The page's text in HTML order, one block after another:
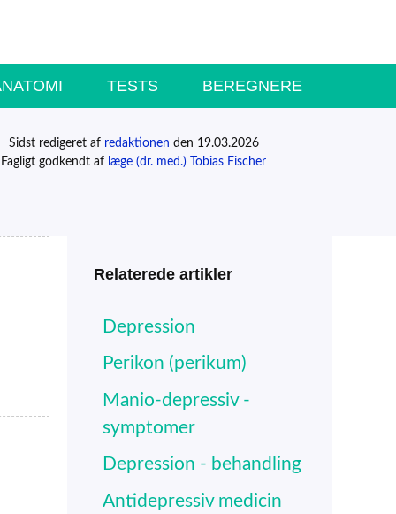
TESTS BEREGNERE
Sidst redigeret af redaktionen den 19.03.2026
Fagligt godkendt af læge (dr. med.) Tobias Fischer
Relaterede artikler
Depression
Perikon (perikum)
Manio-depressiv -
symptomer
Depression - behandling
Antidepressiv medicin